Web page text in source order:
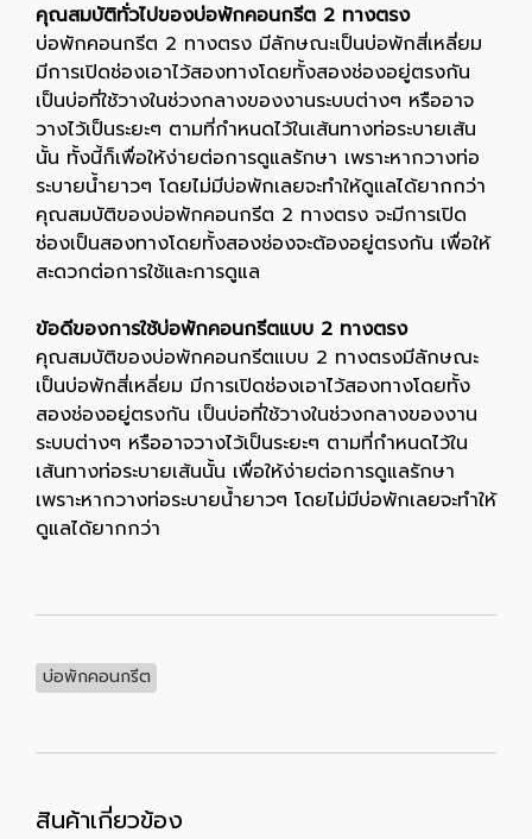
คุณสมบัติทั่วไปของบ่อพักคอนกรีต 2 ทางตรง
บ่อพักคอนกรีต 2 ทางตรง มีลักษณะเป็นบ่อพักสี่เหลี่ยม
มีการเปิดช่องเอาไว้สองทางโดยทั้งสองช่องอยู่ตรงกัน
เป็นบ่อที่ใช้วางในช่วงกลางของงานระบบต่างๆ หรืออาจ
วางไว้เป็นระยะๆ ตามที่กำหนดไว้ในเส้นทางท่อระบายเส้น
นั้น ทั้งนี้ก็เพื่อให้ง่ายต่อการดูแลรักษา เพราะหากวางท่อ
ระบายน้ำยาวๆ โดยไม่มีบ่อพักเลยจะทำให้ดูแลได้ยากกว่า
คุณสมบัติของบ่อพักคอนกรีต 2 ทางตรง จะมีการเปิด
ช่องเป็นสองทางโดยทั้งสองช่องจะต้องอยู่ตรงกัน เพื่อให้
สะดวกต่อการใช้และการดูแล
ข้อดีของการใช้บ่อพักคอนกรีตแบบ 2 ทางตรง
คุณสมบัติของบ่อพักคอนกรีตแบบ 2 ทางตรงมีลักษณะ
เป็นบ่อพักสี่เหลี่ยม มีการเปิดช่องเอาไว้สองทางโดยทั้ง
สองช่องอยู่ตรงกัน เป็นบ่อที่ใช้วางในช่วงกลางของงาน
ระบบต่างๆ หรืออาจวางไว้เป็นระยะๆ ตามที่กำหนดไว้ใน
เส้นทางท่อระบายเส้นนั้น เพื่อให้ง่ายต่อการดูแลรักษา
เพราะหากวางท่อระบายน้ำยาวๆ โดยไม่มีบ่อพักเลยจะทำให้
ดูแลได้ยากกว่า
บ่อพักคอนกรีต
สินค้าเกี่ยวข้อง